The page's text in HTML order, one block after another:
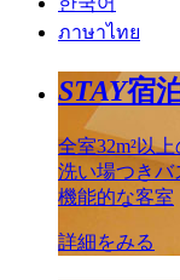
ภาษาไทย
STAY宿
全室32m²以
洗い場つきバ
機能的な客室
詳細をみる